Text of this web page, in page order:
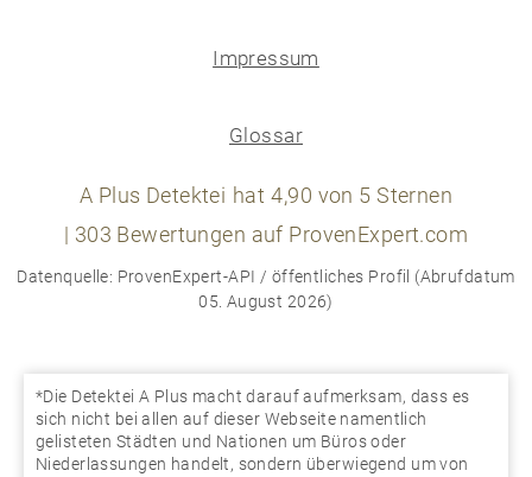
Impressum
Glossar
A Plus Detektei hat 4,90 von 5 Sternen
303 Bewertungen auf ProvenExpert.com
Datenquelle: ProvenExpert-API / öffentliches Profil (Abrufdatum
05. August 2026)
*Die Detektei A Plus macht darauf aufmerksam, dass es
sich nicht bei allen auf dieser Webseite namentlich
gelisteten Städten und Nationen um Büros oder
Niederlassungen handelt, sondern überwiegend um von